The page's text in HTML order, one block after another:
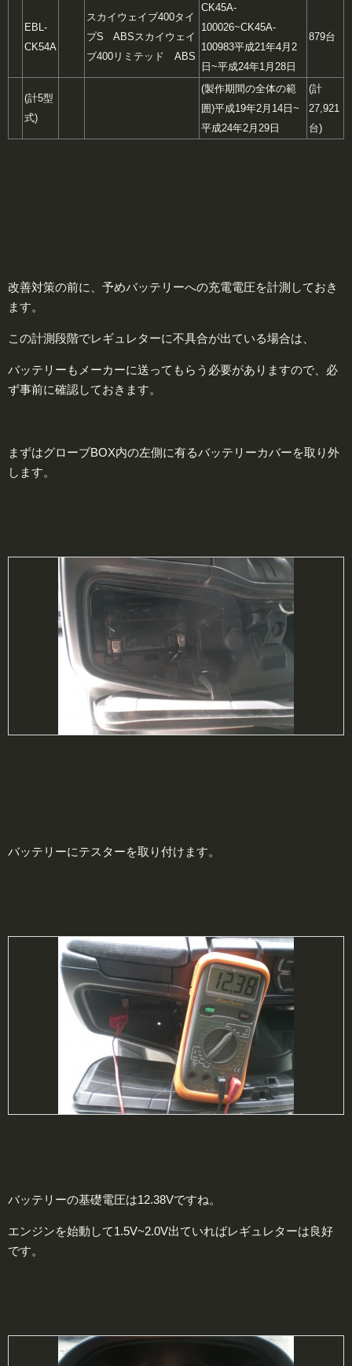
EBL-
CK54A
スカイウェイブ400タイ
プS ABS スカイウェイ
ブ400リミテッド ABS
CK45A-
100026~CK45A-
100983平成21年4月2
日~平成24年1月28日
879台
(計5型
式)
(製作期間の全体の範
囲)平成19年2月14日~
平成24年2月29日
(計
27,921
台)
改善対策の前に、予めバッテリーへの充電電圧を計測しておき
ます。
この計測段階でレギュレターに不具合が出ている場合は、
バッテリーもメーカーに送ってもらう必要がありますので、必
ず事前に確認しておきます。
まずはグローブBOX内の左側に有るバッテリーカバーを取り外
します。
バッテリーにテスターを取り付けます。
バッテリーの基礎電圧は12.38Vですね。
エンジンを始動して1.5V~2.0V出ていればレギュレターは良好
です。